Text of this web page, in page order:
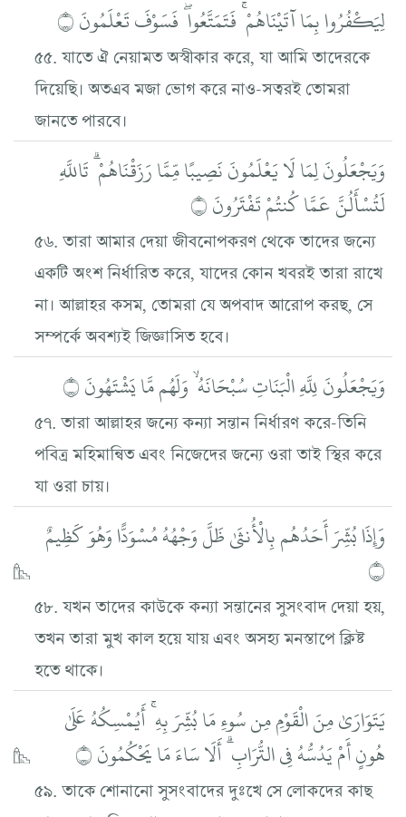
لِيَكْفُرُوا بِمَا آتَيْنَاهُمْ ۚ فَتَمَتَّعُوا ۖ فَسَوْفَ تَعْلَمُونَ ۝
৫৫. যাতে ঐ নেয়ামত অস্বীকার করে, যা আমি তাদেরকে
দিয়েছি। অতএব মজা ভোগ করে নাও-সত্বরই তোমরা
জানতে পারবে।
وَيَجْعَلُونَ لِمَا لَا يَعْلَمُونَ نَصِيبًا مِّمَّا رَزَقْنَاهُمْ ۗ تَاللَّهِ
لَتُسْأَلُنَّ عَمَّا كُنتُمْ تَفْتَرُونَ ۝
৫৬. তারা আমার দেয়া জীবনোপকরণ থেকে তাদের জন্যে
একটি অংশ নির্ধারিত করে, যাদের কোন খবরই তারা রাখে
না। আল্লাহর কসম, তোমরা যে অপবাদ আরোপ করছ, সে
সম্পর্কে অবশ্যই জিজ্ঞাসিত হবে।
وَيَجْعَلُونَ لِلَّهِ الْبَنَاتِ سُبْحَانَهُ ۙ وَلَهُم مَّا يَشْتَهُونَ ۝
৫৭. তারা আল্লাহর জন্যে কন্যা সন্তান নির্ধারণ করে-তিনি
পবিত্র মহিমান্বিত এবং নিজেদের জন্যে ওরা তাই স্থির করে
যা ওরা চায়।
وَإِذَا بُشِّرَ أَحَدُهُم بِالْأُنثَىٰ ظَلَّ وَجْهُهُ مُسْوَدًّا وَهُوَ كَظِيمٌ
۝
৫৮. যখন তাদের কাউকে কন্যা সন্তানের সুসংবাদ দেয়া হয়,
তখন তারা মুখ কাল হয়ে যায় এবং অসহ্য মনস্তাপে ক্লিষ্ট
হতে থাকে।
يَتَوَارَىٰ مِنَ الْقَوْمِ مِن سُوءِ مَا بُشِّرَ بِهِ ۚ أَيُمْسِكُهُ عَلَىٰ
هُونٍ أَمْ يَدُسُّهُ فِي التُّرَابِ ۗ أَلَا سَاءَ مَا يَحْكُمُونَ ۝
৫৯. তাকে শোনানো সুসংবাদের দুঃখে সে লোকদের কাছ